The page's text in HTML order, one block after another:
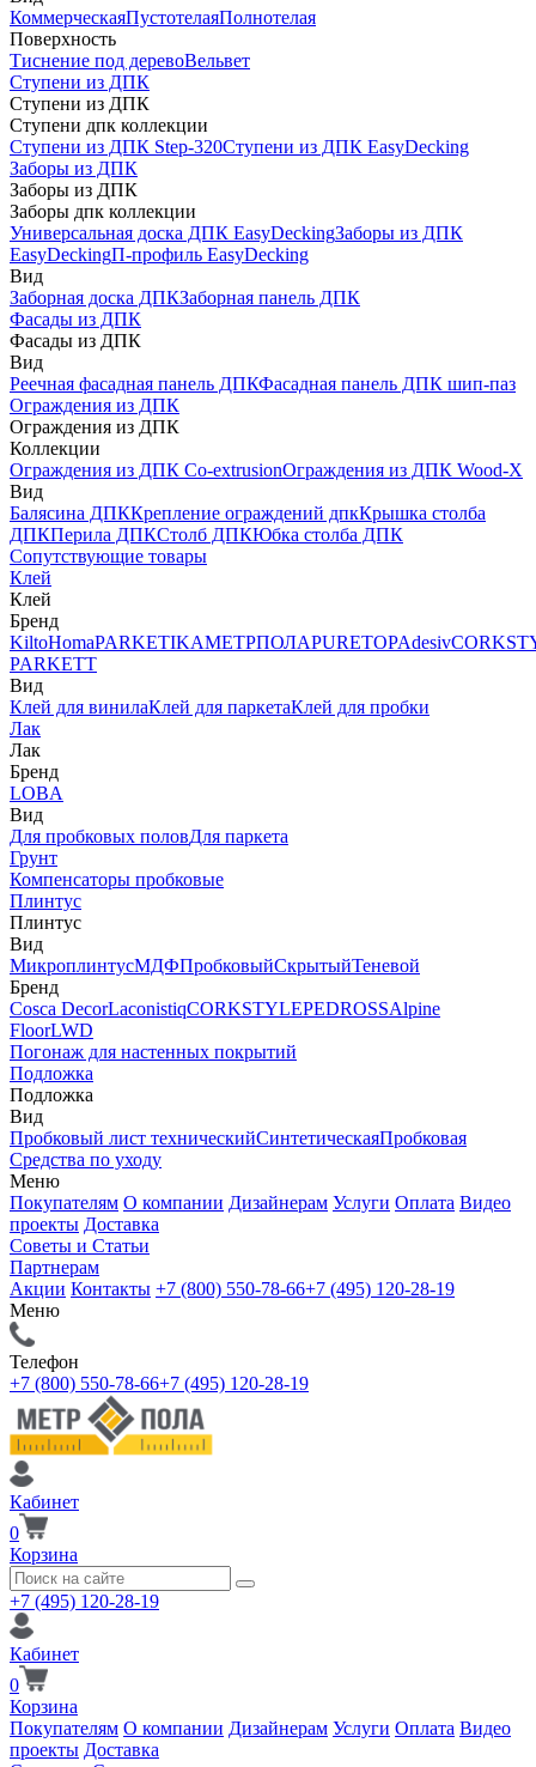
КоммерческаяПустотелаяПолнотелая
Поверхность
Тиснение под деревоВельвет
Ступени из ДПК
Ступени из ДПК
Ступени дпк коллекции
Ступени из ДПК Step-320Ступени из ДПК EasyDecking
Заборы из ДПК
Заборы из ДПК
Заборы дпк коллекции
Универсальная доска ДПК EasyDeckingЗаборы из ДПК
EasyDeckingП-профиль EasyDecking
Вид
Заборная доска ДПКЗаборная панель ДПК
Фасады из ДПК
Фасады из ДПК
Вид
Реечная фасадная панель ДПКФасадная панель ДПК шип-паз
Ограждения из ДПК
Ограждения из ДПК
Коллекции
Ограждения из ДПК Co-extrusionОграждения из ДПК Wood-X
Вид
Балясина ДПККрепление ограждений дпкКрышка столба
ДПКПерила ДПКСтолб ДПКЮбка столба ДПК
Сопутствующие товары
Клей
Клей
Бренд
KiltoHomaPARKETIKAМЕТРПОЛАPURETOPAdesiv
PARKETT
Вид
Клей для винилаКлей для паркетаКлей для пробки
Лак
Лак
Бренд
LOBA
Вид
Для пробковых половДля паркета
Грунт
Компенсаторы пробковые
Плинтус
Плинтус
Вид
МикроплинтусМДФПробковыйСкрытыйТеневой
Бренд
Cosca DecorLaconistiqCORKSTYLEPEDROSSAlpine
FloorLWD
Погонаж для настенных покрытий
Подложка
Подложка
Вид
Пробковый лист техническийСинтетическаяПробковая
Средства по уходу
Меню
Покупателям О компании Дизайнерам Услуги Оплата Видео
проекты Доставка
Советы и Статьи
Партнерам
Акции Контакты +7 (800) 550-78-66+7 (495) 120-28-19
Меню
Телефон
+7 (800) 550-78-66+7 (495) 120-28-19
Кабинет
0
Корзина
+7 (495) 120-28-19
Кабинет
0
Корзина
Покупателям О компании Дизайнерам Услуги Оплата Видео
проекты Доставка